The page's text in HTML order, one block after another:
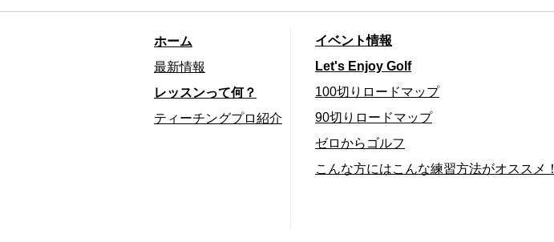
ホーム
最新情報
レッスンって何？
ティーチングプロ紹介
イベント情報
Let's Enjoy Golf
100切りロードマップ
90切りロードマップ
ゼロからゴルフ
こんな方にはこんな練習方法がオススメ！